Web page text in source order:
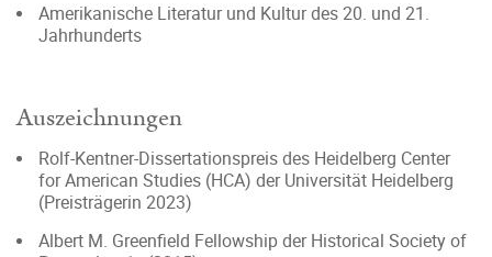
Amerikanische Literatur und Kultur des 20. und 21.
Jahrhunderts
Auszeichnungen
Rolf-Kentner-Dissertationspreis des Heidelberg Center
for American Studies (HCA) der Universität Heidelberg
(Preisträgerin 2023)
Albert M. Greenfield Fellowship der Historical Society of